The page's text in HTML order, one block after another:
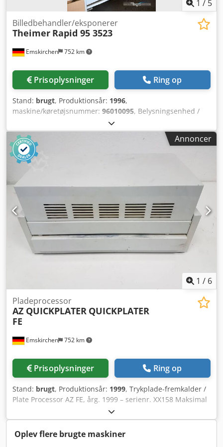
1 / 5
Emskirchen 752 km
Billedbehandler/eksponerer
Theimer Rapid 95 3523
Prisoplysninger Ring op
Stand: brugt, Produktionsår: 1996,
maskine/køretøjsnummer: 96010095, Belysningsenhed /
Exponeringsmaskine Serienr. 96010095 Online
videoinspektion via Skype-video Chjdpfx Acotzc Ikemea Vi
vil med glæde byde Dem velkommen til et besøg – flere
maskiner på lager Straks tilgængelig – kan besigtiges På
lager i Emskirchen / Nürnberg – kan afprøves
Annoncer
1 / 6
Emskirchen 752 km
Pladeprocessor
AZ QUICKPLATER QUICKPLATER
FE
Prisoplysninger Ring op
Stand: brugt, Produktionsår: 1999, Trykplade-fremkalder /
Plate Processor AZ FE, årg. 1999 – serienr. XX158 Maksimal
arbejdslængde: 300 mm Chedjh Ax R Uopfx Acmja Online
videoinspektion via Skype-video Vi glæder os til dit besøg –
flere maskiner på lager Straks tilgængelig – kan inspiceres
På lager i Emskirchen / Nürnberg – kan afprøves
Oplev flere brugte maskiner